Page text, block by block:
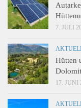
7. JULI
Hütten
17. JUNI